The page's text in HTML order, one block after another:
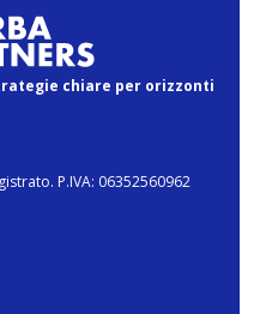
chiare per orizzonti
P.IVA: 06352560962